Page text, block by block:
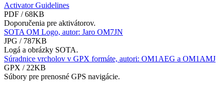
Activator Guidelines
PDF / 68KB
Doporučenia pre aktivátorov.
SOTA OM Logo, autor: Jaro OM7JN
JPG / 787KB
Logá a obrázky SOTA.
Súradnice vrcholov v GPX formáte, autori: OM1AEG a OM1AMJ
GPX / 22KB
Súbory pre prenosné GPS navigácie.